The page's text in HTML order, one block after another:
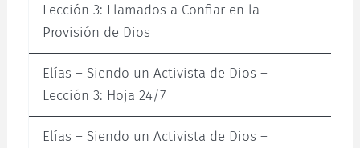
Lección 3: Llamados a Confiar en la
Provisión de Dios
Elías – Siendo un Activista de Dios –
Lección 3: Hoja 24/7
Elías – Siendo un Activista de Dios –